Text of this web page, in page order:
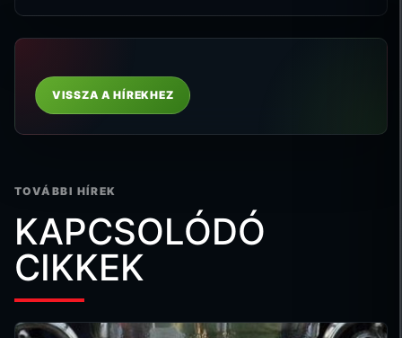
VISSZA A HÍREKHEZ
TOVÁBBI HÍREK
KAPCSOLÓDÓ
CIKKEK